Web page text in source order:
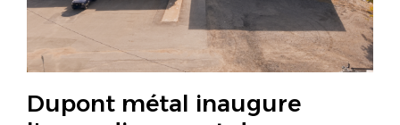
Dupont métal inaugure